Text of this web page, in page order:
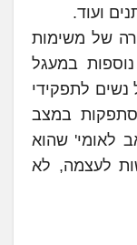
ועוד.
של משימות
במעגל
לתפקידי
הסתפקות במצב
לאומי' שהוא
לעצמה, לא